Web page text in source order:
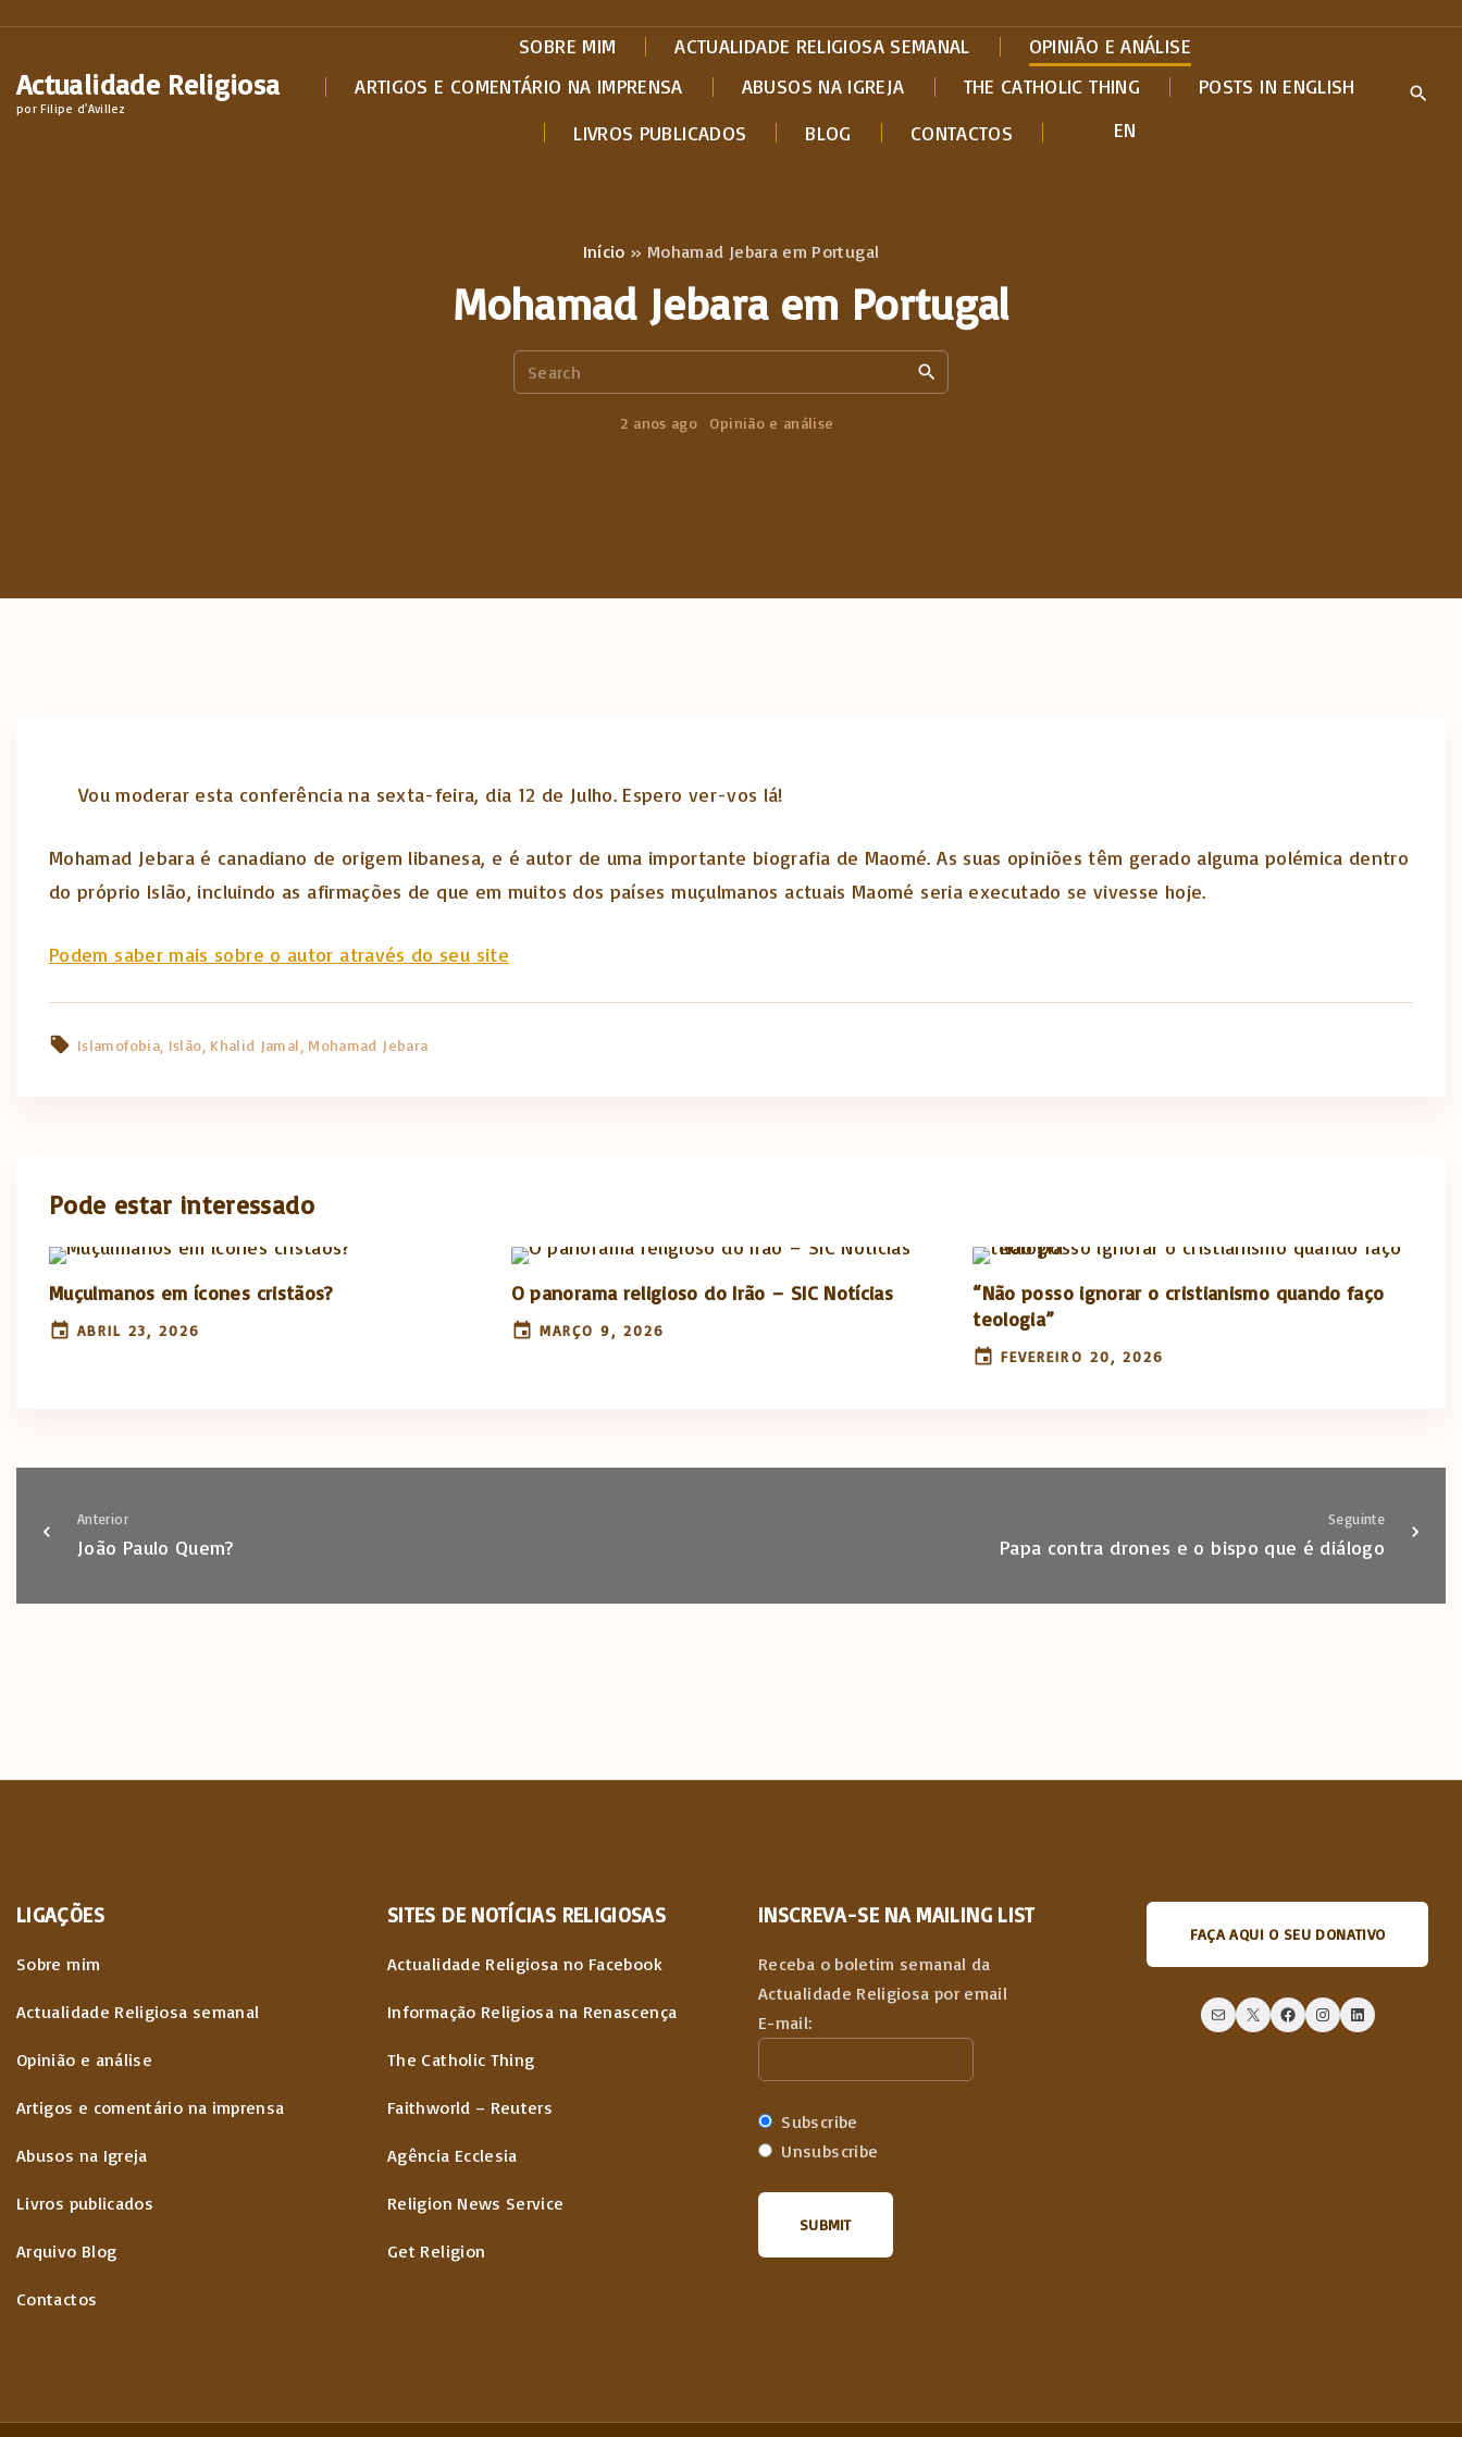
Actualidade Religiosa
por Filipe d'Avillez
SOBRE MIM ACTUALIDADE RELIGIOSA SEMANAL
OPINIÃO E ANÁLISE
ARTIGOS E COMENTÁRIO NA IMPRENSA
ABUSOS NA IGREJA THE CATHOLIC THING
POSTS IN ENGLISH
LIVROS PUBLICADOS
BLOG CONTACTOS EN
Início » Mohamad Jebara em Portugal
Mohamad Jebara em Portugal
e
2 anos ago Opinião e análise
Vou moderar esta conferência na sexta-feira, dia 12 de Julho. Espero ver-vos lá!
Mohamad Jebara é canadiano de origem libanesa, e é autor de uma importante biografia de Maomé. As suas opiniões têm gerado alguma polémica dentro
do próprio Islão, incluindo as afirmações de que em muitos dos países muçulmanos actuais Maomé seria executado se vivesse hoje.
Podem saber mais sobre o autor através do seu site
Islamofobia Islão Khalid Jamal Mohamad Jebara
Pode estar interessado
Muçulmanos em ícones cristãos?
ABRIL 23, 2026
O panorama religioso do Irão – SIC Notícias
MARÇO 9, 2026
“Não posso ignorar o cristianismo quando faço
teologia”
FEVEREIRO 20, 2026
Anterior
João Paulo Quem?
Seguinte
Papa contra drones e o bispo que é diálogo
LIGAÇÕES
Sobre mim
Actualidade Religiosa semanal
Opinião e análise
Artigos e comentário na imprensa
Abusos na Igreja
Livros publicados
Arquivo Blog
Contactos
SITES DE NOTÍCIAS RELIGIOSAS
Actualidade Religiosa no Facebook
Informação Religiosa na Renascença
The Catholic Thing
Faithworld – Reuters
Agência Ecclesia
Religion News Service
Get Religion
INSCREVA-SE NA MAILING LIST
Receba o boletim semanal da
Actualidade Religiosa por email
E-mail:
Subscribe
Unsubscribe
FAÇA AQUI O SEU DONATIVO
Mail X Facebook Instagram LinkedIn